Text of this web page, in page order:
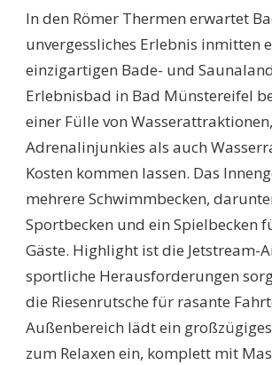
In den Römer Thermen erwartet
unvergessliches Erlebnis inmitten
einzigartigen Bade- und
Erlebnisbad in Bad Münstereifel
einer Fülle von
Adrenalinjunkies als auch
Kosten kommen lassen. Das
mehrere Schwimmbecken,
Sportbecken und ein Spielbecken
Gäste. Highlight ist die Jetstream-
sportliche Herausforderungen
die Riesenrutsche für rasante
Außenbereich lädt ein
zum Relaxen ein, komplett mit